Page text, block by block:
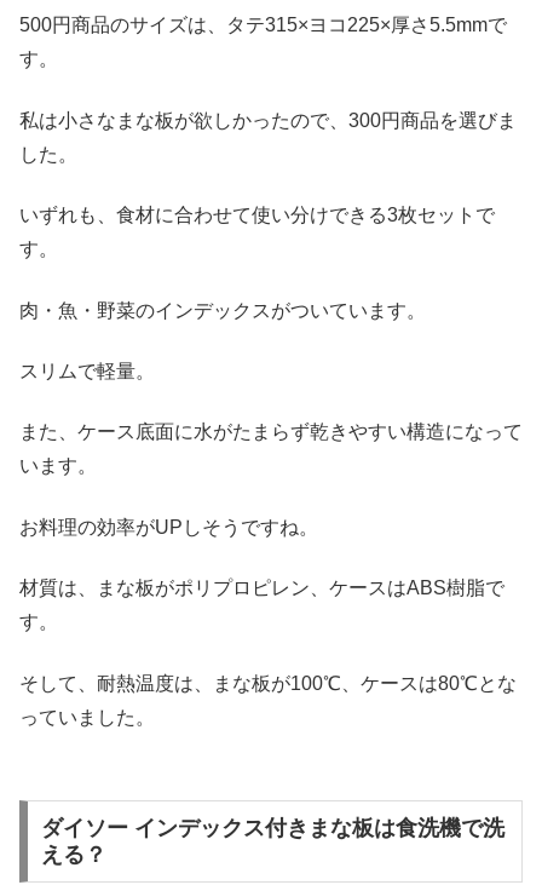
500円商品のサイズは、タテ315×ヨコ225×厚さ5.5mmで
す。
私は小さなまな板が欲しかったので、300円商品を選びま
した。
いずれも、食材に合わせて使い分けできる3枚セットで
す。
肉・魚・野菜のインデックスがついています。
スリムで軽量。
また、ケース底面に水がたまらず乾きやすい構造になって
います。
お料理の効率がUPしそうですね。
材質は、まな板がポリプロピレン、ケースはABS樹脂で
す。
そして、耐熱温度は、まな板が100℃、ケースは80℃とな
っていました。
ダイソー インデックス付きまな板は食洗機で洗
える？